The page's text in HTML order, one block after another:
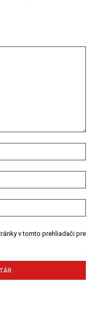
v tomto prehliadači pre